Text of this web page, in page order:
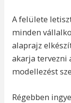
A felülete
minden
alaprajz
akarja tervezni
modellezést
Régebben